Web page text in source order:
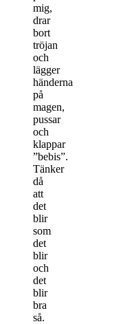
mig,
drar
bort
tröjan
och
lägger
händerna
på
magen,
pussar
och
klappar
”bebis”.
Tänker
då
att
det
blir
som
det
blir
och
det
blir
bra
så.